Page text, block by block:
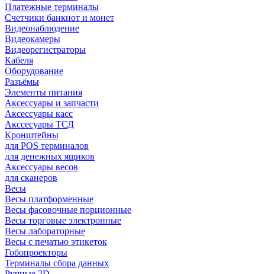
Платежные терминалы
Счетчики банкнот и монет
Видеонаблюдение
Видеокамеры
Видеорегистраторы
Кабеля
Оборудование
Разъёмы
Элементы питания
Аксессуары и запчасти
Аксессуары касс
Акссесуары ТСД
Кронштейны
для POS терминалов
для денежных ящиков
Аксессуары весов
для сканеров
Весы
Весы платформенные
Весы фасовочные порционные
Весы торговые электронные
Весы лабораторные
Весы с печатью этикеток
Гобопроекторы
Терминалы сбора данных